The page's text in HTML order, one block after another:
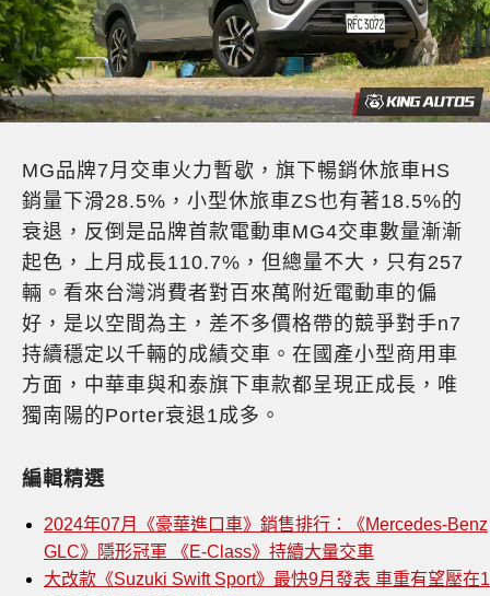
MG品牌7月交車火力暫歇，旗下暢銷休旅車HS
銷量下滑28.5%，小型休旅車ZS也有著18.5%的
衰退，反倒是品牌首款電動車MG4交車數量漸漸
起色，上月成長110.7%，但總量不大，只有257
輛。看來台灣消費者對百來萬附近電動車的偏
好，是以空間為主，差不多價格帶的競爭對手n7
持續穩定以千輛的成績交車。在國產小型商用車
方面，中華車與和泰旗下車款都呈現正成長，唯
獨南陽的Porter衰退1成多。
編輯精選
2024年07月《豪華進口車》銷售排行：《Mercedes-Benz
GLC》隱形冠軍 《E-Class》持續大量交車
大改款《Suzuki Swift Sport》最快9月發表 車重有望壓在1